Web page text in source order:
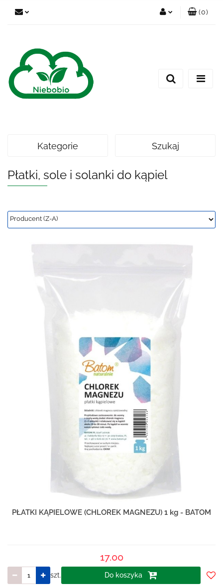
(0)
Kategorie Szukaj
Płatki, sole i solanki do kąpiel
PŁATKI KĄPIELOWE (CHLOREK MAGNEZU) 1 kg - BATOM
17.00
szt. Do koszyka